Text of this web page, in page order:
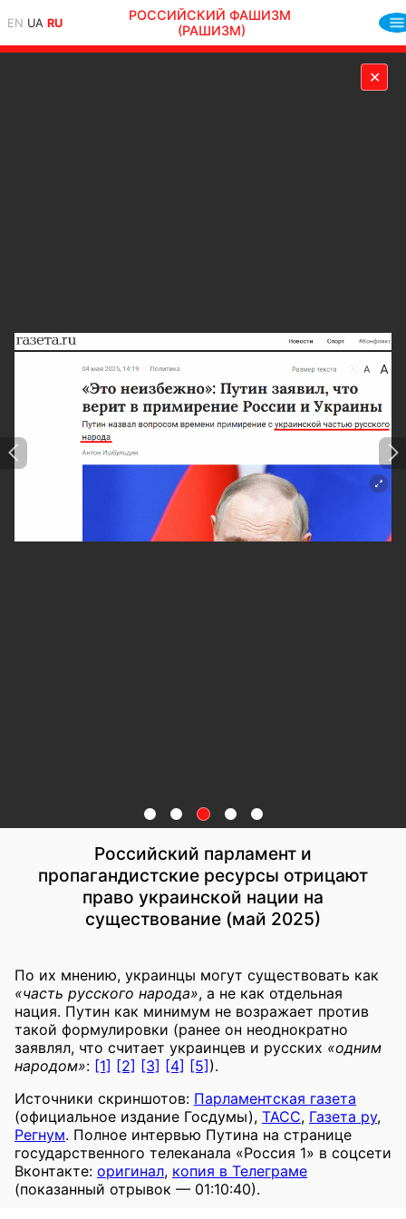
EN UA RU
РОССИЙСКИЙ ФАШИЗМ
(РАШИЗМ)
✕
Российский парламент и
пропагандистские ресурсы отрицают
право украинской нации на
существование (май 2025)
По их мнению, украинцы могут существовать как
«часть русского народа», а не как отдельная
нация. Путин как минимум не возражает против
такой формулировки (ранее он неоднократно
заявлял, что считает украинцев и русских «одним
народом»: [1] [2] [3] [4] [5] ).
Источники скриншотов: Парламентская газета
(официальное издание Госдумы), ТАСС, Газета ру,
Регнум. Полное интервью Путина на странице
государственного телеканала «Россия 1» в соцсети
Вконтакте: оригинал, копия в Телеграме
(показанный отрывок — 01:10:40).